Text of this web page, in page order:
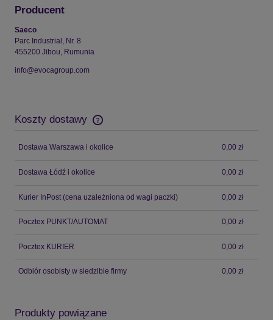
Producent
Saeco
Parc Industrial, Nr. 8
455200 Jibou, Rumunia
info@evocagroup.com
Koszty dostawy
Dostawa Warszawa i okolice 0,00 zł
Dostawa Łódź i okolice 0,00 zł
Kurier InPost (cena uzależniona od wagi paczki) 0,00 zł
Pocztex PUNKT/AUTOMAT 0,00 zł
Pocztex KURIER 0,00 zł
Odbiór osobisty w siedzibie firmy 0,00 zł
Produkty powiązane